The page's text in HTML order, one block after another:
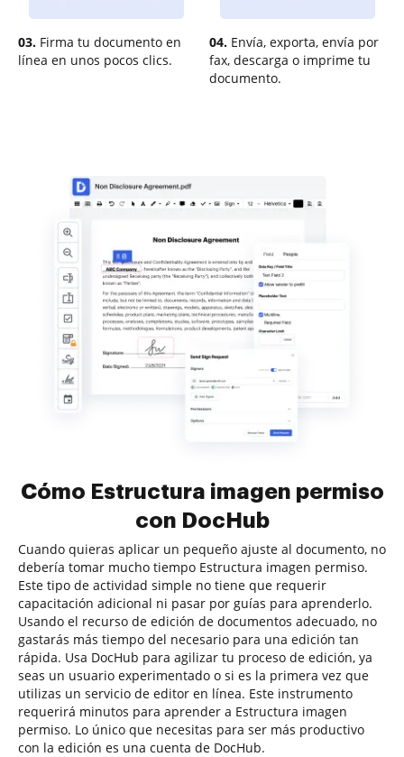
03. Firma tu documento en
línea en unos pocos clics.
04. Envía, exporta, envía por
fax, descarga o imprime tu
documento.
Cómo Estructura imagen permiso
con DocHub
Cuando quieras aplicar un pequeño ajuste al documento, no
debería tomar mucho tiempo Estructura imagen permiso.
Este tipo de actividad simple no tiene que requerir
capacitación adicional ni pasar por guías para aprenderlo.
Usando el recurso de edición de documentos adecuado, no
gastarás más tiempo del necesario para una edición tan
rápida. Usa DocHub para agilizar tu proceso de edición, ya
seas un usuario experimentado o si es la primera vez que
utilizas un servicio de editor en línea. Este instrumento
requerirá minutos para aprender a Estructura imagen
permiso. Lo único que necesitas para ser más productivo
con la edición es una cuenta de DocHub.